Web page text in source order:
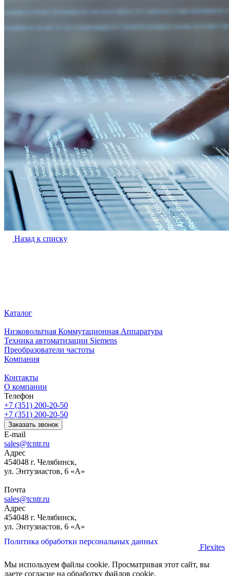
Назад к списку
Каталог
Низковольтная Коммутационная Аппаратура
Техника автоматизации Siemens
Преобразователи частоты
Компания
Контакты
О компании
Телефон
+7 (351) 200-20-50
+7 (351) 200-20-50
Заказать звонок
E-mail
sales@tcntr.ru
Адрес
454048 г. Челябинск,
ул. Энтузиастов, 6 «А»
Почта
sales@tcntr.ru
Адрес
454048 г. Челябинск,
ул. Энтузиастов, 6 «А»
Политика обработки персональных данных
Flexites
Мы используем файлы cookie. Просматривая этот сайт, вы
даете согласие на обработку файлов cookie.